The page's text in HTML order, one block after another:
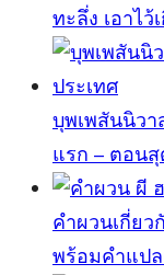
ทะลึ่ง เอาไ
บุพเพสันนิว
แรก – ตอน
คำผวนเกี่ยว
พร้อมคำแป